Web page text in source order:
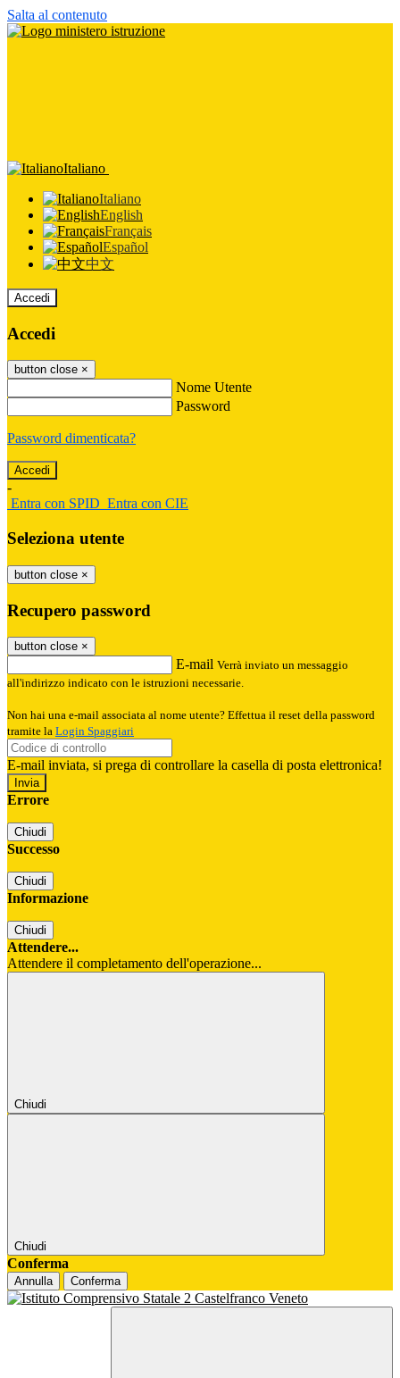
Salta al contenuto
Italiano
Italiano
English
Français
Español
中文
Accedi
Accedi
button close ×
Nome Utente
Password
Password dimenticata?
-
Entra con SPID Entra con CIE
Seleziona utente
button close ×
Recupero password
button close ×
E-mail Verrà inviato un messaggio
all'indirizzo indicato con le istruzioni necessarie.
Non hai una e-mail associata al nome utente? Effettua il reset della password
tramite la Login Spaggiari
E-mail inviata, si prega di controllare la casella di posta elettronica!
Errore
Chiudi
Successo
Chiudi
Informazione
Chiudi
Attendere...
Attendere il completamento dell'operazione...
Chiudi
Chiudi
Conferma
Annulla Conferma